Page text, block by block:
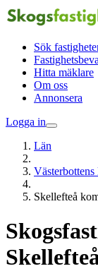
Sök
Hitta mäklare
Om oss
Annonsera
Logga in
Län
Västerbottens
Skellefteå